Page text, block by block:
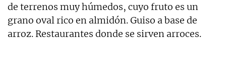
de terrenos muy húmedos, cuyo fruto es un
grano oval rico en almidón. Guiso a base de
arroz. Restaurantes donde se sirven arroces.